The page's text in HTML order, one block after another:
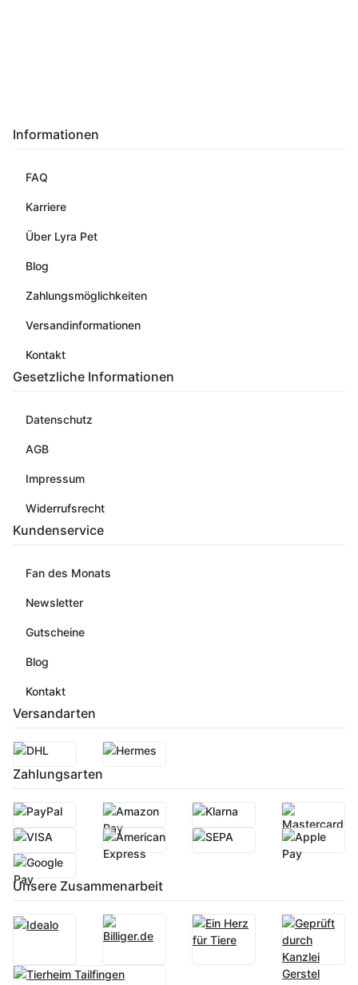
Informationen
FAQ
Karriere
Über Lyra Pet
Blog
Zahlungsmöglichkeiten
Versandinformationen
Kontakt
Gesetzliche Informationen
Datenschutz
AGB
Impressum
Widerrufsrecht
Kundenservice
Fan des Monats
Newsletter
Gutscheine
Blog
Kontakt
Versandarten
Zahlungsarten
Unsere Zusammenarbeit